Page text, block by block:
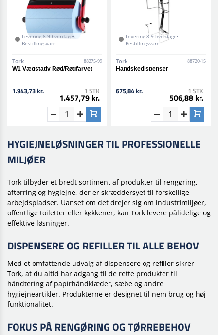
Levering 8-9 hverdage•
Bestillingsvare
Tork 88275-99
W1 Vægstativ Rød/Røgfarvet
1.943,73 kr. 1 STK
1.457,79 kr.
Levering 8-9 hverdage•
Bestillingsvare
Tork 88720-15
Handskedispenser
675,84 kr. 1 STK
506,88 kr.
HYGIEJNELØSNINGER TIL PROFESSIONELLE
MILJØER
Tork tilbyder et bredt sortiment af produkter til rengøring,
aftørring og hygiejne, der er skræddersyet til forskellige
arbejdspladser. Uanset om det drejer sig om industrimiljøer,
offentlige toiletter eller køkkener, kan Tork levere pålidelige og
effektive løsninger.
DISPENSERE OG REFILLER TIL ALLE BEHOV
Med et omfattende udvalg af dispensere og refiller sikrer
Tork, at du altid har adgang til de rette produkter til
håndtering af papirhåndklæder, sæbe og andre
hygiejneartikler. Produkterne er designet til nem brug og høj
funktionalitet.
FOKUS PÅ RENGØRING OG TØRREBEHOV